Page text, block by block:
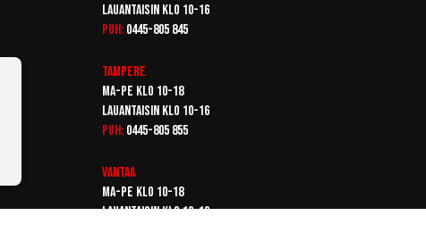
Lauantaisin klo 10-16
Puh: 0445-805 845
Tampere
Ma-pe klo 10-18
Lauantaisin klo 10-16
Puh: 0445-805 855
Vantaa
Ma-pe klo 10-18
Lauantaisin klo 10-16